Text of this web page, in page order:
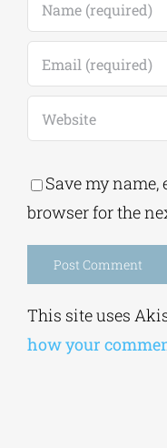
browser for the
Alternative:
how your